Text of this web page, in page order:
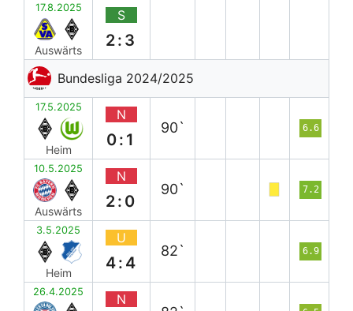
17.8.2025
Auswärts
S
2:3
Bundesliga 2024/2025
17.5.2025
Heim
N
0:1
90` 6.6
10.5.2025
Auswärts
N
2:0
90` 7.2
3.5.2025
Heim
U
4:4
82` 6.9
26.4.2025 N